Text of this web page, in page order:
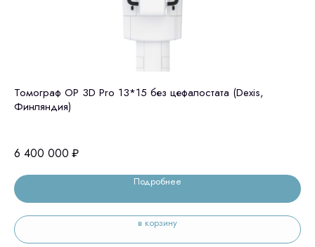
Томограф OP 3D Pro 13*15 без цефалостата (Dexis,
Финляндия)
6 400 000 ₽
Подробнее
в корзину